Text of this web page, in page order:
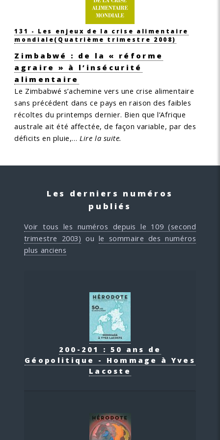
131 - Les enjeux de la crise alimentaire
mondiale(Quatrième trimestre 2008)
Zimbabwé : de la « réforme
agraire » à l’insécurité
alimentaire
Le Zimbabwé s’achemine vers une crise alimentaire
sans précédent dans ce pays en raison des faibles
récoltes du printemps dernier. Bien que l’Afrique
australe ait été affectée, de façon variable, par des
déficits en pluie,…Lire la suite.
Les derniers numéros
publiés
Voir tous les numéros depuis le 109 (second
trimestre 2003) ou le sommaire des numéros
plus anciens
200-201 : 50 ans de
Géopolitique - Hommage à Yves
Lacoste